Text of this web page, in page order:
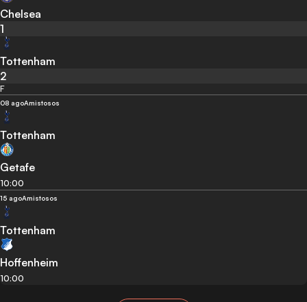
Chelsea
1
Tottenham
2
F
08 agoAmistosos
Tottenham
Getafe
10:00
15 agoAmistosos
Tottenham
Hoffenheim
10:00